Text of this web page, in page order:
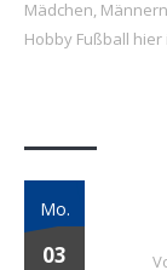
Mädchen,
Hobby Fußball
Mo.
03